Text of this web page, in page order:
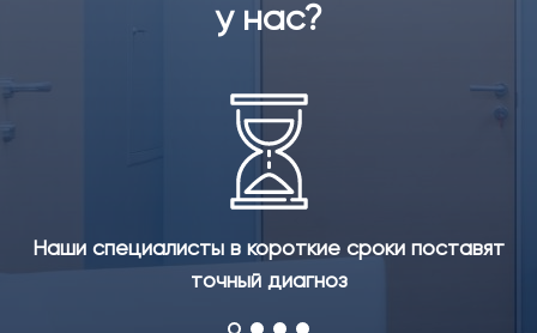
у нас?
Наши специалисты в короткие сроки поставят
точный диагноз